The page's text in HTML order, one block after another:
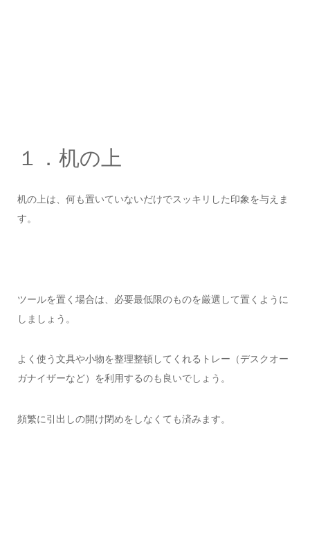
１．机の上
机の上は、何も置いていないだけでスッキリした印象を与えま
す。
ツールを置く場合は、必要最低限のものを厳選して置くように
しましょう。
よく使う文具や小物を整理整頓してくれるトレー（デスクオー
ガナイザーなど）を利用するのも良いでしょう。
頻繁に引出しの開け閉めをしなくても済みます。